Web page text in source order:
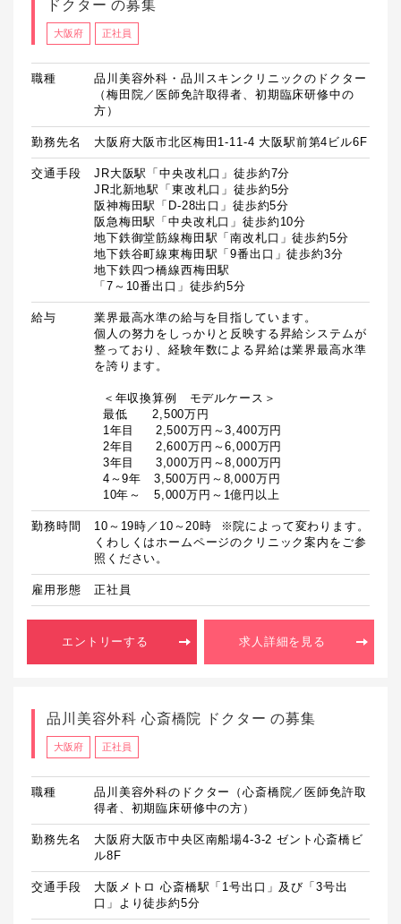
ドクター の募集
大阪府 正社員
職種
品川美容外科・品川スキンクリニックのドクター
（梅田院／医師免許取得者、初期臨床研修中の
方）
勤務先名 大阪府大阪市北区梅田1-11-4 大阪駅前第4ビル6F
交通手段
JR大阪駅「中央改札口」徒歩約7分
JR北新地駅「東改札口」徒歩約5分
阪神梅田駅「D-28出口」徒歩約5分
阪急梅田駅「中央改札口」徒歩約10分
地下鉄御堂筋線梅田駅「南改札口」徒歩約5分
地下鉄谷町線東梅田駅「9番出口」徒歩約3分
地下鉄四つ橋線西梅田駅
「7～10番出口」徒歩約5分
給与
業界最高水準の給与を目指しています。
個人の努力をしっかりと反映する昇給システムが
整っており、経験年数による昇給は業界最高水準
を誇ります。
  10年～　5,000万円～1億円以上
勤務時間
10～19時／10～20時  ※院によって変わります。
くわしくはホームページのクリニック案内をご参
照ください。
雇用形態 正社員
エントリーする 求人詳細を見る
品川美容外科 心斎橋院 ドクター の募集
大阪府 正社員
職種
品川美容外科のドクター（心斎橋院／医師免許取
得者、初期臨床研修中の方）
勤務先名
大阪府大阪市中央区南船場4-3-2 ゼント心斎橋ビ
ル8F
交通手段
大阪メトロ 心斎橋駅「1号出口」及び「3号出
口」より徒歩約5分